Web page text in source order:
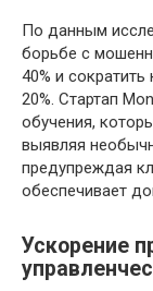
По данным
борьбе с
40% и
20%. Стартап
обучения,
выявляя
предупреждая
обеспечивает
Ускорение